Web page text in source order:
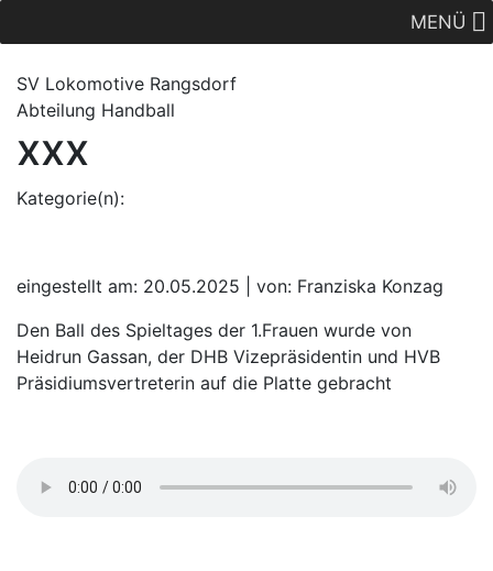
MENÜ
SV Lokomotive Rangsdorf
Abteilung Handball
xxx
Kategorie(n):
eingestellt am: 20.05.2025 | von: Franziska Konzag
Den Ball des Spieltages der 1.Frauen wurde von
Heidrun Gassan, der DHB Vizepräsidentin und HVB
Präsidiumsvertreterin auf die Platte gebracht